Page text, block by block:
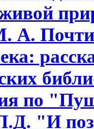
А. Почти
по
"И